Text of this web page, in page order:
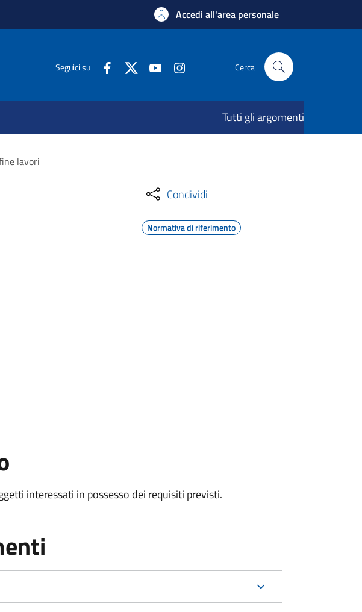
Accedi all'area personale
Seguici su Cerca
Tutti gli argomenti
lavori
Condividi
Normativa di riferimento
interessati in possesso dei requisiti previsti.